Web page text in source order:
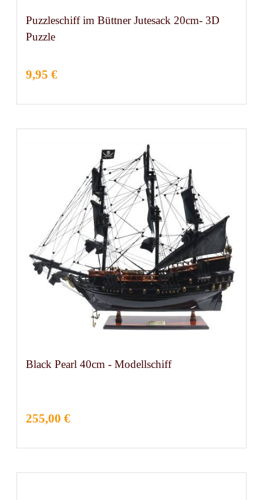
Puzzleschiff im Büttner Jutesack 20cm- 3D
Puzzle
9,95 €
Black Pearl 40cm - Modellschiff
255,00 €